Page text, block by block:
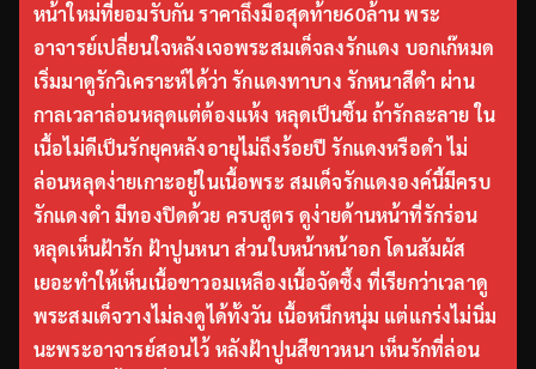
หน้าใหม่ที่ยอมรับกัน ราคาถึงมือสุดท้าย60ล้าน พระ
อาจารย์เปลี่ยนใจหลังเจอพระสมเด็จลงรักแดง บอกเก๊หมด
เริ่มมาดูรักวิเคราะห์ได้ว่า รักแดงทาบาง รักหนาสีดำ ผ่าน
กาลเวลาล่อนหลุดแต่ต้องแห้ง หลุดเป็นชิ้น ถ้ารักละลาย ใน
เนื้อไม่ดีเป็นรักยุคหลังอายุไม่ถึงร้อยปี รักแดงหรือดำ ไม่
ล่อนหลุดง่ายเกาะอยู่ในเนื้อพระ สมเด็จรักแดงองค์นี้มีครบ
รักแดงดำ มีทองปิดด้วย ครบสูตร ดูง่ายด้านหน้าที่รักร่อน
หลุดเห็นฝ้ารัก ฝ้าปูนหนา ส่วนใบหน้าหน้าอก โดนสัมผัส
เยอะทำให้เห็นเนื้อขาวอมเหลืองเนื้อจัดซึ้ง ที่เรียกว่าเวลาดู
พระสมเด็จวางไม่ลงดูได้ทั้งวัน เนื้อหนึกหนุ่ม แต่แกร่งไม่นิ่ม
นะพระอาจารย์สอนไว้ หลังฝ้าปูนสีขาวหนา เห็นรักที่ล่อน